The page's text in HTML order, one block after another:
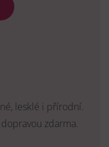
lesklé i přírodní.
zdarma.